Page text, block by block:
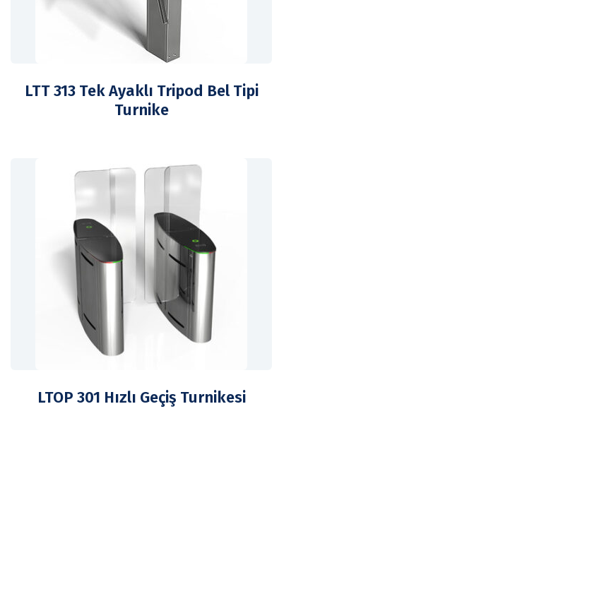
LTT 313 Tek Ayaklı Tripod Bel Tipi
Turnike
LTOP 301 Hızlı Geçiş Turnikesi